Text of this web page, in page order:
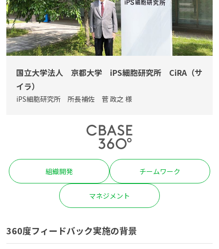
資料請求(無料)
国立大学法人 京都大学 iPS細胞研究所 CiRA（サ
イラ）
iPS細胞研究所 所長補佐 菅 政之 様
組織開発 チームワーク
マネジメント
360度フィードバック実施の背景